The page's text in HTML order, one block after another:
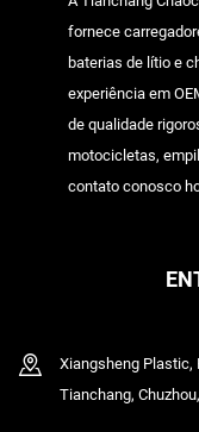
fornece
baterias de lítio e
experiência em
de qualidade
motocicletas,
contato conosco
Xiangsheng Plastic,
Tianchang,